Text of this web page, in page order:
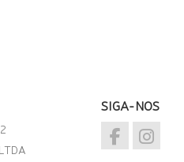
SIGA-NOS